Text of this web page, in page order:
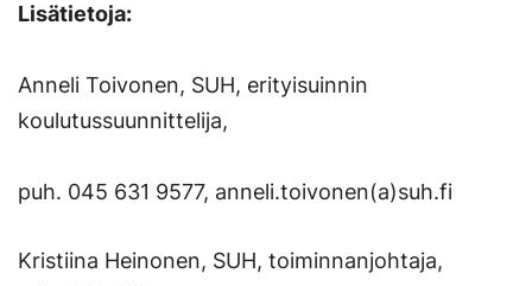
Lisätietoja:
Anneli Toivonen, SUH, erityisuinnin
koulutussuunnittelija,
puh. 045 631 9577, anneli.toivonen(a)suh.fi
Kristiina Heinonen, SUH, toiminnanjohtaja,